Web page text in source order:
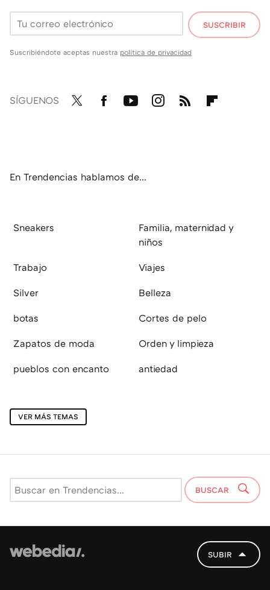
SUSCRIBIR
Suscribiéndote aceptas nuestra política de privacidad
SÍGUENOS
En Trendencias hablamos de...
Sneakers
Familia, maternidad y
niños
Trabajo Viajes
Silver Belleza
botas Cortes de pelo
Zapatos de moda Orden y limpieza
pueblos con encanto antiedad
VER MÁS TEMAS
BUSCAR
SUBIR